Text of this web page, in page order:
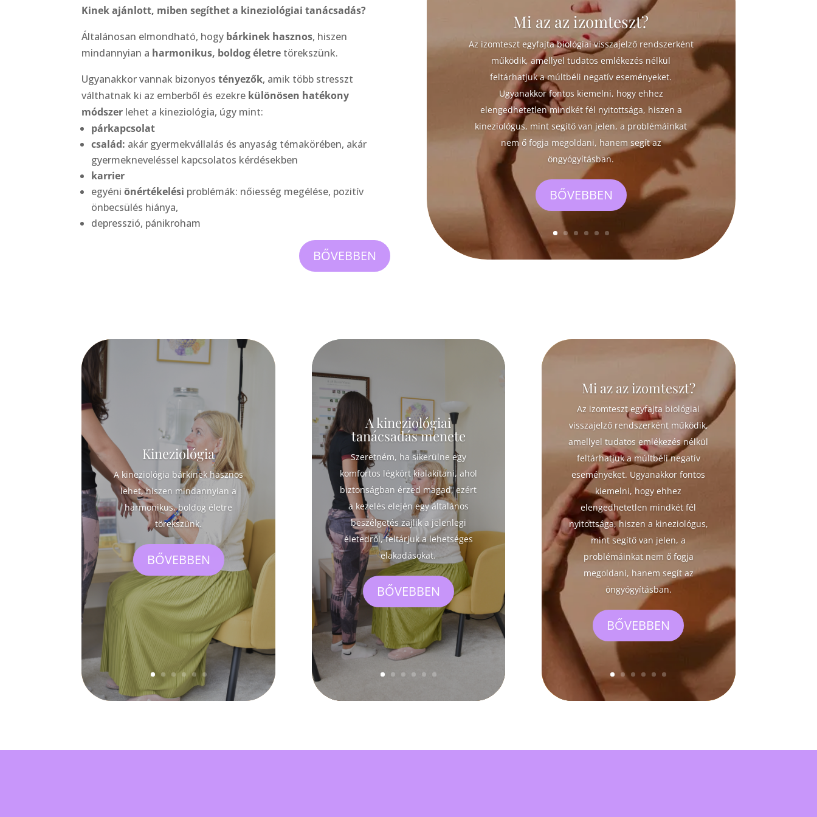
Kinek ajánlott, miben segíthet a kineziológiai tanácsadás?
Általánosan elmondható, hogy bárkinek hasznos, hiszen
mindannyian a harmonikus, boldog életre törekszünk.
Ugyanakkor vannak bizonyostényezők, amik több stresszt
válthatnak ki az emberből és ezekre különösen hatékony
módszer lehet a kineziológia, úgy mint:
párkapcsolat
család: akár gyermekvállalás és anyaság témakörében, akár
gyermekneveléssel kapcsolatos kérdésekben
karrier
egyéni önértékelési problémák: nőiesség megélése, pozitív
önbecsülés hiánya,
depresszió, pánikroham
BŐVEBBEN
Mi az az izomteszt?
Az izomteszt egyfajta biológiai visszajelző rendszerként
működik, amellyel tudatos emlékezés nélkül
feltárhatjuk a múltbéli negatív eseményeket.
Ugyanakkor fontos kiemelni, hogy ehhez
elengedhetetlen mindkét fél nyitottsága, hiszen a
kineziológus, mint segítő van jelen, a problémáinkat
nem ő fogja megoldani, hanem segít az
öngyógyításban.
BŐVEBBEN
Kineziológia
A kineziológia bárkinek hasznos
lehet, hiszen mindannyian a
harmonikus, boldog életre
törekszünk.
BŐVEBBEN
A kineziológiai
tanácsadás menete
Szeretném, ha sikerülne egy
komfortos légkört kialakítani, ahol
biztonságban érzed magad, ezért
a kezelés elején egy általános
beszélgetés zajlik a jelenlegi
életedről, feltárjuk a lehetséges
elakadásokat.
BŐVEBBEN
Mi az az izomteszt?
Az izomteszt egyfajta biológiai
visszajelző rendszerként működik,
amellyel tudatos emlékezés nélkül
feltárhatjuk a múltbéli negatív
eseményeket. Ugyanakkor fontos
kiemelni, hogy ehhez
elengedhetetlen mindkét fél
nyitottsága, hiszen a kineziológus,
mint segítő van jelen, a
problémáinkat nem ő fogja
megoldani, hanem segít az
öngyógyításban.
BŐVEBBEN